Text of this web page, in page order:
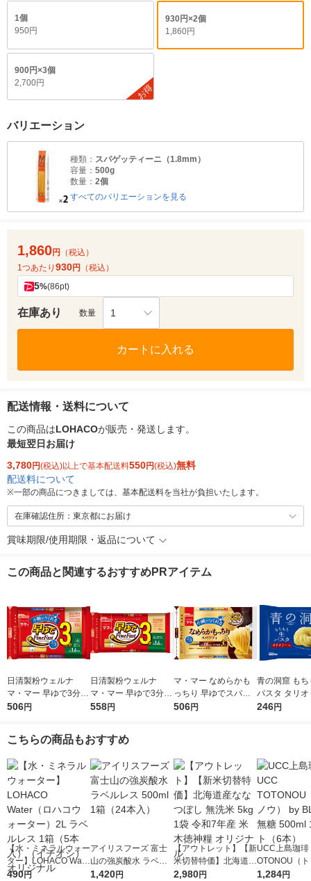
1個
950円
930円×2個
1,860円
900円×3個
2,700円
お得
バリエーション
種類： スパゲッティーニ（1.8mm）
容量： 500g
数量： 2個
すべてのバリエーションを見る
1,860円
（税込）
1つあたり 930円 （税込）
5%(86pt)
在庫あり 数量 1
カートに入れる
配送情報・送料について
この商品はLOHACOが販売・発送します。
最短翌日お届け
3,780円(税込)以上で基本配送料550円(税込)無料
配送料について
※一部の商品につきましては、基本配送料を当社が負担いたします。
在庫確認住所：東京都にお届け
賞味期限/使用期限・返品について
この商品と関連するおすすめPRアイテム
日清製粉ウェルナ
マ・マー 早ゆで3分ス
パゲティ2/3サイズ1.6
506円
日清製粉ウェルナ
マ・マー 早ゆで3分ス
パゲティ 1.6mm チャ
558円
マ・マー なめらかも
っちり 早ゆでスパゲ
ティ 2/3サイズ チャッ
506円
青の洞窟 もち
パスタ タリオ
1袋（150g）
246円
こちらの商品もおすすめ
【水・ミネラルウォー
ター】LOHACO Wate
r（ロハコウォータ
490円
アイリスフーズ 富士
山の強炭酸水 ラベル
レス 500ml 1箱（24
1,420円
【アウトレット】【新
米切替特価】北海道産
ななつぼし 無洗米 5k
2,980円
UCC上島珈琲
OTONOU（
ウ） by
1,284円